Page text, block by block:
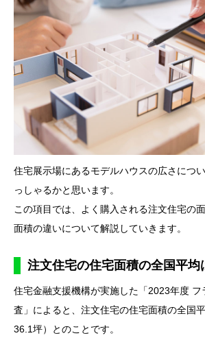
住宅展示場にあるモデルハウスの広さにつ
っしゃるかと思います。
この項目では、よく購入される注文住宅の
面積の違いについて解説していきます。
注文住宅の住宅面積の全国平均
住宅金融支援機構が実施した「2023年度 フ
査」によると、注文住宅の住宅面積の全国
36.1坪）とのことです。